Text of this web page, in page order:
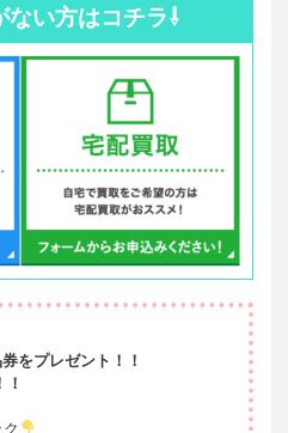
ない方はコチラ⇩
をプレゼント！！